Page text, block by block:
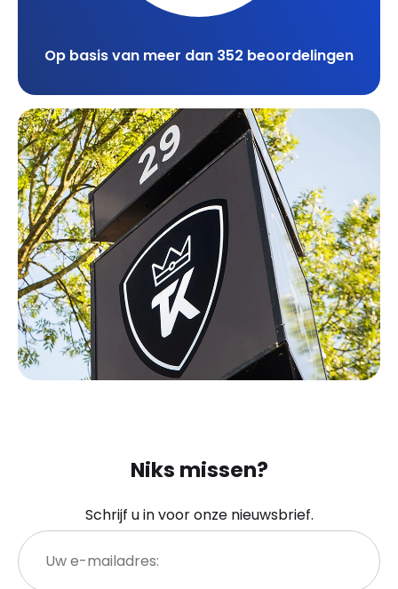
Op basis van meer dan 352 beoordelingen
Niks missen?
Schrijf u in voor onze nieuwsbrief.
Uw
e-
mailadres: